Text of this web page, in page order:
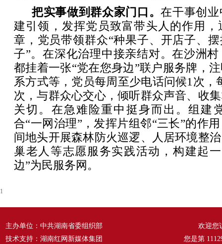
把实事做到群众家门口。在干事创
建引领，发挥党员致富带头人的作用，
章，党员带领群众“种果子、开店子、
子”。在深化治理中接亲结对。在沙洲
都挂着一张“党在您身边”联户服务牌，
系方式等，党员每周至少电话问候1次，
次，与群众心交心，倾听群众声音、收
关切。在急难险重中挺身而出。组建
合“一网治理”，发挥片组邻“三长”的作
间地头开展森林防火巡逻、人居环境整
巢老人等志愿服务实践活动，构建起
边”为民服务网。
1
主办单位：中共湖南省委组织部
技术支持：湖南红网新媒体集团
欢迎您
您是第